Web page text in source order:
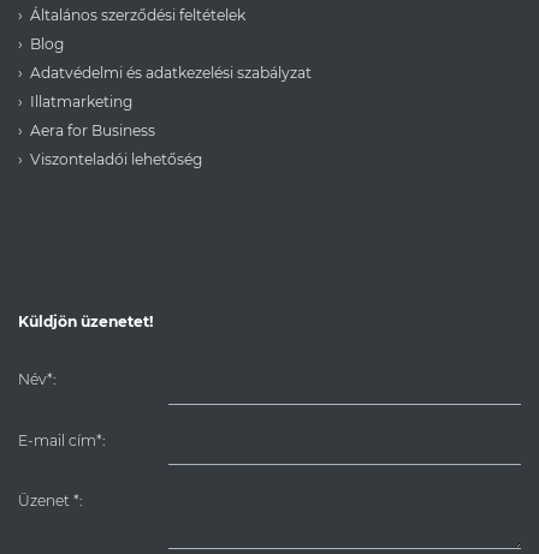
Általános szerződési feltételek
Blog
Adatvédelmi és adatkezelési szabályzat
Illatmarketing
Aera for Business
Viszonteladói lehetőség
Küldjön üzenetet!
Név*:
E-mail cím*:
Üzenet *: